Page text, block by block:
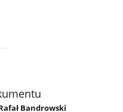
Bandrowski